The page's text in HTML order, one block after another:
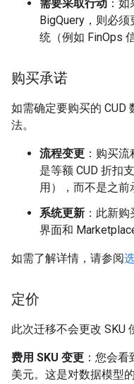
需要采取行动 ：
BigQuery，则必
统（例如 FinOps
购买承诺
如需确定要购买的 CUD
法。
流程变更 ：购买
是等额 CUD 折扣
用），而不是之前
系统更新 ：此新
界面和
如需了解详情，请参阅
定价
此次迁移不会更改 SKU
费用 SKU 变更 ：您会
美元。这是对数据模型